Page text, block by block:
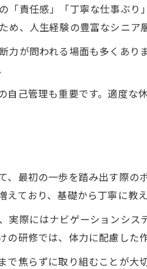
活かすシニアの軽貨物配送実
世代が活躍する軽貨物配送の
配送で年齢に縛られない働き
が選んだ軽貨物配送の働き方の
のための軽貨物配送収入安定
世代が選ぶ軽貨物配送での収
配送で収入の安定を図るシニ
向け軽貨物配送で収入管理に
責任感」「丁寧な仕事ぶり
、人生経験の豊富なシニア
が問われる場面も多くあ
己管理も重要です。適度な
最初の一歩を踏み出す際の
ており、基礎から丁寧に教
際にはナビゲーションシ
研修では、体力に配慮した
焦らずに取り組むことが大